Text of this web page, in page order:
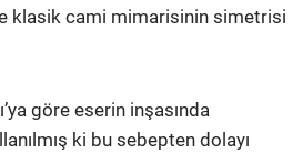
ve klasik cami mimarisinin simetrisi
göre eserin inşasında
ki bu sebepten dolayı